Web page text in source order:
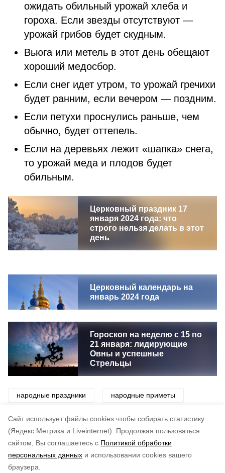
Cайт использует файлы cookies чтобы собирать статистику
(Яндекс.Метрика и Liveinternet).
Продолжая пользоваться
сайтом, Вы соглашаетесь с Политикой обработки
персональных данных и использовании cookies вашего
браузера.
ожидать обильный урожай хлеба и
гороха. Если звезды отсутствуют —
урожай грибов будет скудным.
Вьюга или метель в этот день обещают
хороший медосбор.
Если снег идет утром, то урожай гречихи
будет ранним, если вечером — поздним.
Если петухи проснулись раньше, чем
обычно, будет оттепель.
Если на деревьях лежит «шапка» снега,
то урожай меда и плодов будет
обильным.
Церковный праздник 17
января 2024 года: что
строго нельзя делать в этот
день
Церковный календарь на
январь 2024 года
Гороскоп на неделю с 15 по
21 января: лидирующие
Овны и успешные
Стрельцы
народные праздники народные приметы
приметы праздники традиции
по оценке